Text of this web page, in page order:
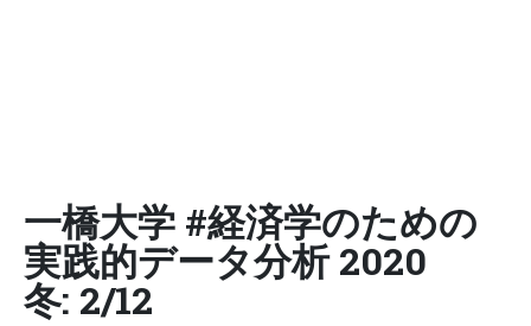
一橋大学 #経済学のための
実践的データ分析 2020
冬: 2/12